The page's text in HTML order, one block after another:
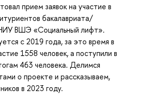
прием заявок на участие в
бакалавриата/
ВШЭ «Социальный лифт».
с 2019 года, за это время в
1558 человек, а поступили в
463 человека. Делимся
о проекте и рассказываем,
в 2023 году.